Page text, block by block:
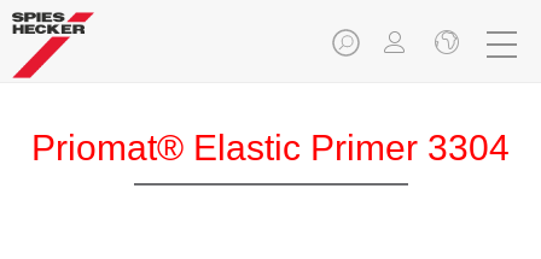
Priomat® Elastic Primer 3304